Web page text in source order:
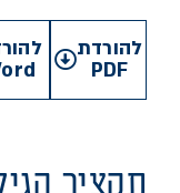
להורדת
PDF